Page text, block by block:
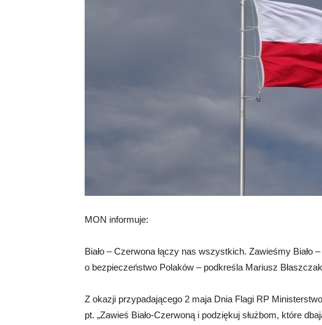
MON informuje:
Biało – Czerwona łączy nas wszystkich. Zawieśmy Biało
o bezpieczeństwo Polaków – podkreśla Mariusz
Z okazji przypadającego 2 maja Dnia Flagi RP
pt. „Zawieś Biało-Czerwoną i podziękuj służbom, które